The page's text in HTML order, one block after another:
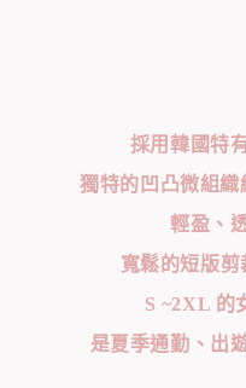
採用韓國特
獨特的凹凸微組
輕盈、
寬鬆的短版
S ~2XL 的
是夏季通勤、出